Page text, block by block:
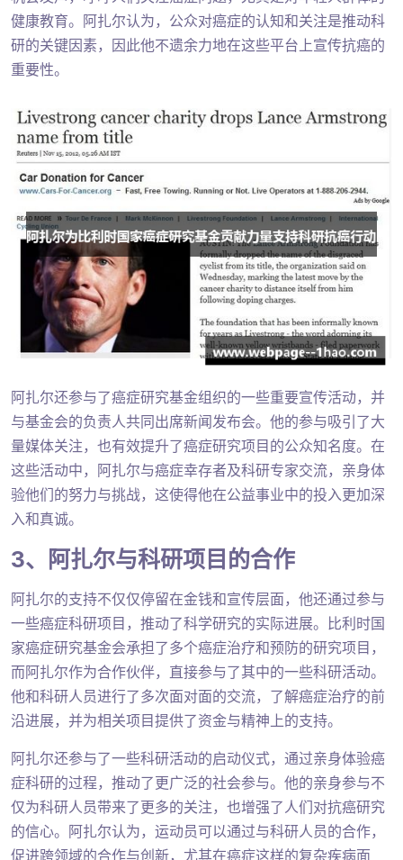
健康教育。阿扎尔认为，公众对癌症的认知和关注是推动科
研的关键因素，因此他不遗余力地在这些平台上宣传抗癌的
重要性。
阿扎尔还参与了癌症研究基金组织的一些重要宣传活动，并
与基金会的负责人共同出席新闻发布会。他的参与吸引了大
量媒体关注，也有效提升了癌症研究项目的公众知名度。在
这些活动中，阿扎尔与癌症幸存者及科研专家交流，亲身体
验他们的努力与挑战，这使得他在公益事业中的投入更加深
入和真诚。
3、阿扎尔与科研项目的合作
阿扎尔的支持不仅仅停留在金钱和宣传层面，他还通过参与
一些癌症科研项目，推动了科学研究的实际进展。比利时国
家癌症研究基金会承担了多个癌症治疗和预防的研究项目，
而阿扎尔作为合作伙伴，直接参与了其中的一些科研活动。
他和科研人员进行了多次面对面的交流，了解癌症治疗的前
沿进展，并为相关项目提供了资金与精神上的支持。
阿扎尔还参与了一些科研活动的启动仪式，通过亲身体验癌
症科研的过程，推动了更广泛的社会参与。他的亲身参与不
仅为科研人员带来了更多的关注，也增强了人们对抗癌研究
的信心。阿扎尔认为，运动员可以通过与科研人员的合作，